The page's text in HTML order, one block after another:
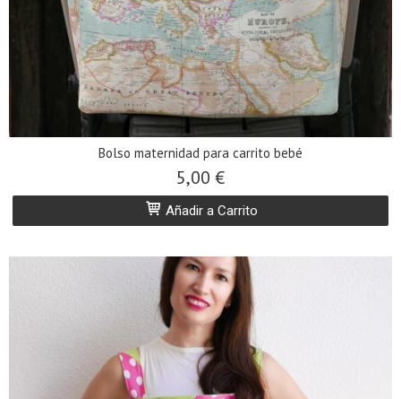
Bolso maternidad para carrito bebé
5,00 €
Añadir a Carrito